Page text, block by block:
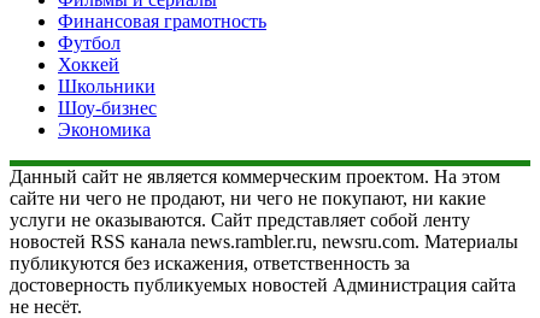
Финансовая грамотность
Футбол
Хоккей
Школьники
Шоу-бизнес
Экономика
Данный сайт не является коммерческим проектом. На этом
сайте ни чего не продают, ни чего не покупают, ни какие
услуги не оказываются. Сайт представляет собой ленту
новостей RSS канала news.rambler.ru, newsru.com. Материалы
публикуются без искажения, ответственность за
достоверность публикуемых новостей Администрация сайта
не несёт.